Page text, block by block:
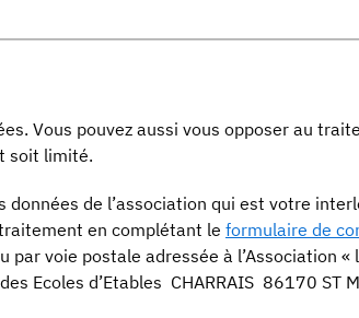
Vous pouvez aussi vous opposer au
soit limité.
de l’association qui est votre
en complétant le formulaire de
par voie postale adressée à l’Association «
Ecoles d’Etables CHARRAIS 86170 ST